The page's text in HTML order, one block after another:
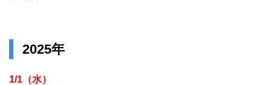
2025年
1/1（水）